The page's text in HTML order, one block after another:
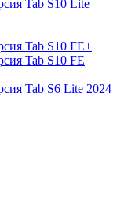
Tab S10 Lite
Tab S10 FE+
Tab S10 FE
Tab S6 Lite 2024